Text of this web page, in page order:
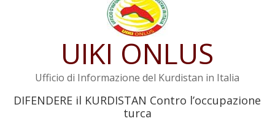
Commissione donne del KNK: Şengal è di nuovo sotto minaccia
Non tenere conto della situazione di Rêber Apo ostacolerebbe
Il KNK chiede un’azione internazionale contro i crimini di guerra
UIKI ONLUS
Ufficio di Informazione del Kurdistan in Italia
DIFENDERE il KURDISTAN Contro l’occupazione
turca